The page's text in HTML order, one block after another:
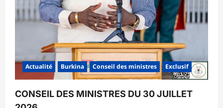
Actualité Burkina Conseil des ministres Exclusif
CONSEIL DES MINISTRES DU 30 JUILLET